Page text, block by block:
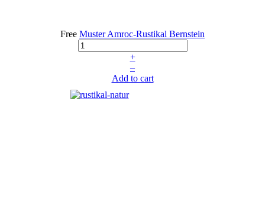
Free Muster Amroc-Rustikal Bernstein
+
–
Add to cart